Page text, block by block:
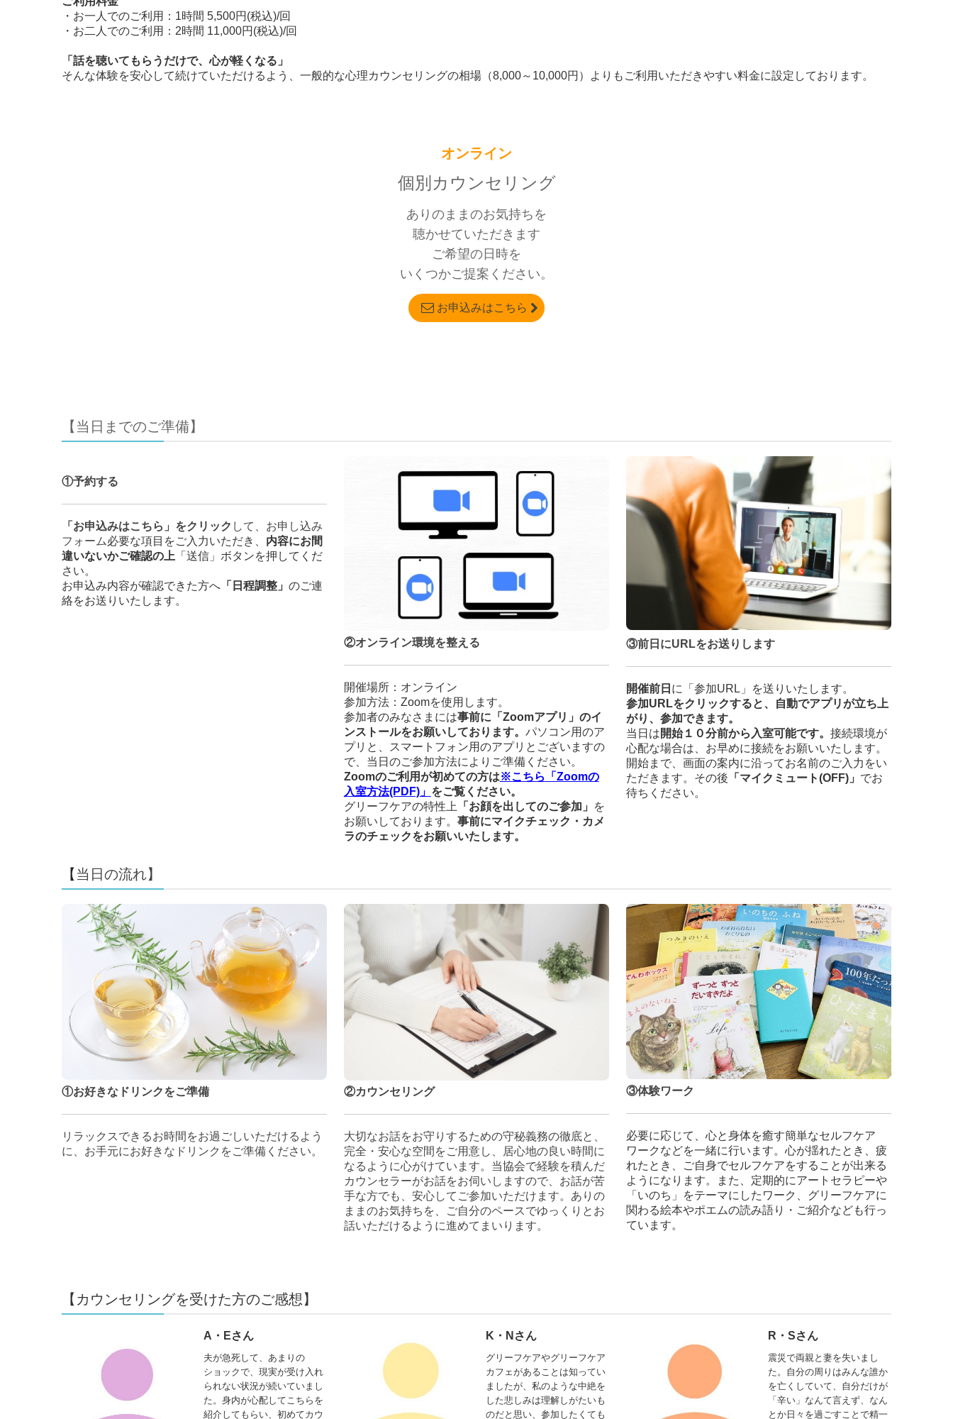
・お一人でのご利用：1時間 5,500円(税込)/回
・お二人でのご利用：2時間 11,000円(税込)/回
「話を聴いてもらうだけで、心が軽くなる」
そんな体験を安心して続けていただけるよう、一般的な心理カウンセリングの相場（8,000～10,000円）よりもご利用いただきやすい料金に設定しております。
オンライン
個別カウンセリング
ありのままのお気持ちを
聴かせていただきます
ご希望の日時を
いくつかご提案ください。
お申込みはこちら
【 当日までのご準備】
①予約する
「お申込みはこちら」をクリック して、お申し込み
フォーム必要な項目をご入力いただき、 内容にお間
違いないかご確認の上 「送信」ボタンを押してくだ
さい。
お申込み内容が確認できた方へ 「日程調整」 のご連
絡をお送りいたします。
②オンライン環境を整える
開催場所：オンライン
参加方法：Zoomを使用します。
参加者のみなさまには事前に「Zoomアプリ」のイ
ンストールをお願いしております。 パソコン用のア
プリと、スマートフォン用のアプリとございますの
で、当日のご参加方法によりご準備ください。
Zoomのご利用が初めての方は※こちら
「Zoomの
入室方法(PDF)」 をご覧ください。
グリーフケアの特性上
「お顔を出してのご参加」
を
お願いしております。 事前にマイクチェック・カメ
ラのチェックをお願いいたします。
③前日にURLをお送りします
開催前日 に「参加URL」を送りいたします。
参加URLをクリックすると、自動でアプリが立ち上
がり、参加できます。
当日は開始１０分前から入室可能です。 接続環境が
心配な場合は、お早めに接続をお願いいたします。
開始まで、画面の案内に沿ってお名前のご入力をい
ただきます。その後 「マイクミュート(OFF)」 でお
待ちください。
【 当日の流れ】
①お好きなドリンクをご準備
リラックスできるお時間をお過ごしいただけるよう
に、お手元にお好きなドリンクをご準備ください。
②カウンセリング
大切なお話をお守りするための守秘義務の徹底と、
完全・安心な空間をご用意し、居心地の良い時間に
なるように心がけています。当協会で経験を積んだ
カウンセラーがお話をお伺いしますので、 お話が苦
手な方でも、安心してご参加いただけます。 ありの
ままのお気持ちを、ご自分のペースでゆっくりとお
話いただけるように進めてまいります。
③体験ワーク
必要に応じて、心と身体を癒す簡単なセルフケア
ワークなどを一緒に行います。心が揺れたとき、疲
れたとき、ご自身でセルフケアをすることが出来る
ようになります。また、定期的にアートセラピーや
「いのち」をテーマにしたワーク、グリーフケアに
関わる絵本やポエムの読み語り・ご紹介なども行っ
ています。
【カウンセリングを受けた方のご感想】
A・Eさん
夫が急死して、あまりの
ショックで、現実が受け入れ
られない状況が続いていまし
た。身内が心配してこちらを
紹介してもらい、初めてカウ
K・Nさん
グリーフケアやグリーフケア
カフェがあることは知ってい
ましたが、私のような中絶を
した悲しみは理解しがたいも
のだと思い、参加したくても
R・Sさん
震災で両親と妻を失いまし
た。自分の周りはみんな誰か
を亡くしていて、自分だけが
「辛い」なんて言えず、なん
とか日々を過ごすことで精一